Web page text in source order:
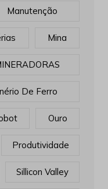
Manutenção
Mina
De Ferro
Ouro
Produtividade
Sillicon Valley